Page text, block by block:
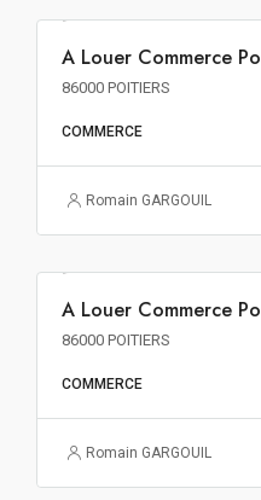
A Louer Commerce
86000 POITIERS
COMMERCE
Romain GARGOUIL
271€ m²/an HT HC
A Louer Commerce
86000 POITIERS
COMMERCE
Romain GARGOUIL
139€ m²/an HT HC